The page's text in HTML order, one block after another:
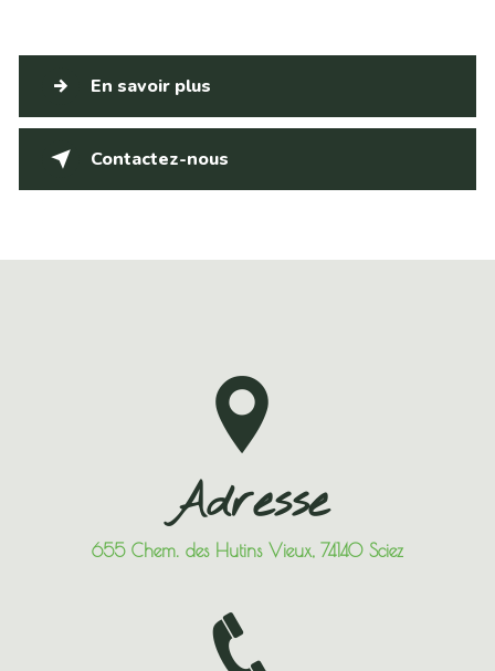
En savoir plus
Contactez-nous
Adresse
655 Chem. des Hutins Vieux, 74140 Sciez